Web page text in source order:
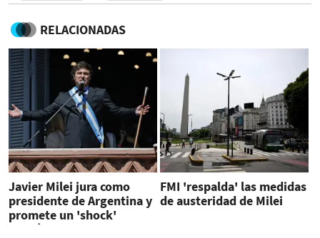
RELACIONADAS
Javier Milei jura como
presidente de Argentina y
promete un 'shock'
económico
FMI 'respalda' las medidas
de austeridad de Milei